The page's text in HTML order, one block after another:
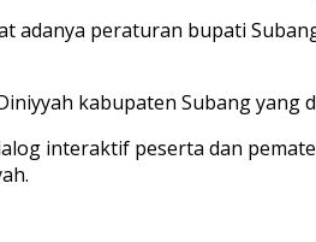
adanya peraturan bupati
kabupaten Subang yang
interaktif peserta dan